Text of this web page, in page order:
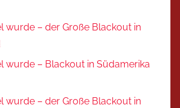
wurde – der Große Blackout in
wurde – Blackout in Südamerika
wurde – der Große Blackout in